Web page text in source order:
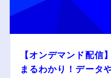
【オンデマンド配信
まるわかり！データ